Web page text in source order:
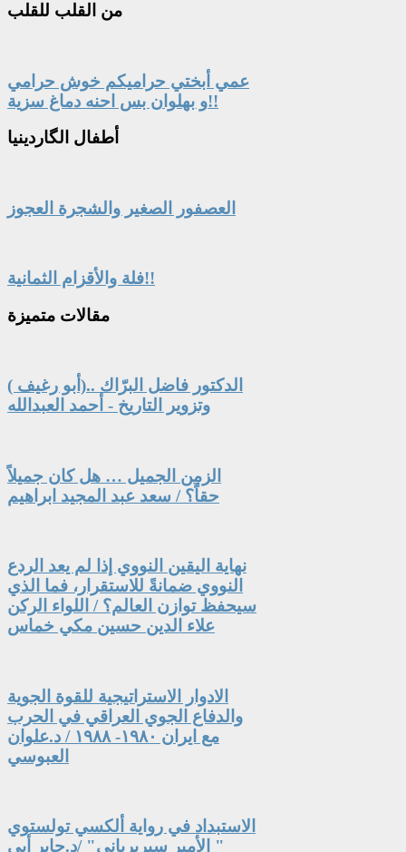
من القلب للقلب
عمي أبختي حراميكم خوش حرامي
و بهلوان بس احنه دماغ سزية!!
أطفال الگاردينيا
العصفور الصغير والشجرة العجوز
فلة والأقزام الثمانية!!
مقالات متميزة
الدكتور فاضل البرّاك ..(أبو رغيف )
وتزوير التاريخ - أحمد العبدالله
الزمن الجميل … هل كان جميلاً
حقاً؟ / سعد عبد المجيد ابراهيم
نهاية اليقين النووي إذا لم يعد الردع
النووي ضمانةً للاستقرار، فما الذي
سيحفظ توازن العالم؟ / اللواء الركن
علاء الدين حسين مكي خماس
الادوار الاستراتيجية للقوة الجوية
والدفاع الجوي العراقي في الحرب
مع ايران ١٩٨٠- ١٩٨٨ / د.علوان
العبوسي
الاستبداد في رواية ألكسي تولستوي
" الأمير سيربرياني" /د.جابر أبي